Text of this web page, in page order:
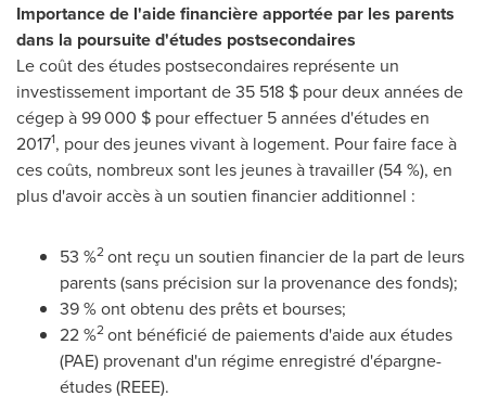
Importance de l'aide financière apportée par les parents
dans la poursuite d'études postsecondaires
Le coût des études postsecondaires représente un
investissement important de 35 518 $ pour deux années de
cégep à 99 000 $ pour effectuer 5 années d'études en
20171, pour des jeunes vivant à logement. Pour faire face à
ces coûts, nombreux sont les jeunes à travailler (54 %), en
plus d'avoir accès à un soutien financier additionnel :
53 %2ont reçu un soutien financier de la part de leurs
parents (sans précision sur la provenance des fonds);
39 % ont obtenu des prêts et bourses;
22 %2ont bénéficié de paiements d'aide aux études
(PAE) provenant d'un régime enregistré d'épargne-
études (REEE).